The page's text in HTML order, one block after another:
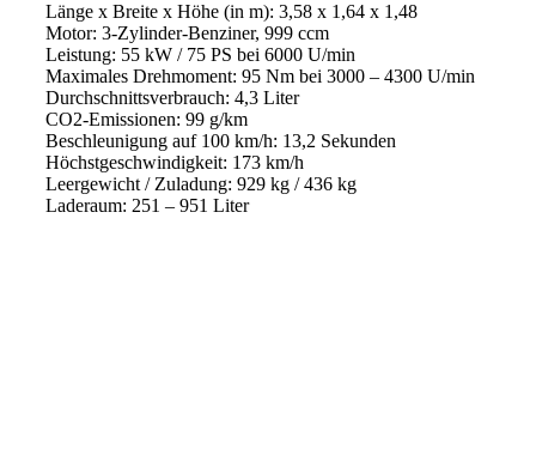
Länge x Breite x Höhe (in m): 3,58 x 1,64 x 1,48
Motor: 3-Zylinder-Benziner, 999 ccm
Leistung: 55 kW / 75 PS bei 6000 U/min
Maximales Drehmoment: 95 Nm bei 3000 – 4300 U/min
Durchschnittsverbrauch: 4,3 Liter
CO2-Emissionen: 99 g/km
Beschleunigung auf 100 km/h: 13,2 Sekunden
Höchstgeschwindigkeit: 173 km/h
Leergewicht / Zuladung: 929 kg / 436 kg
Laderaum: 251 – 951 Liter